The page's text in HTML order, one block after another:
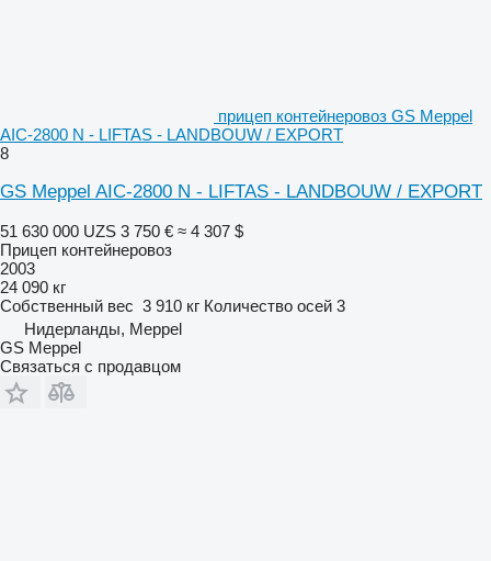
прицеп контейнеровоз GS Meppel
AIC-2800 N - LIFTAS - LANDBOUW / EXPORT
8
GS Meppel AIC-2800 N - LIFTAS - LANDBOUW / EXPORT
51 630 000 UZS 3 750 € ≈ 4 307 $
Прицеп контейнеровоз
2003
24 090 кг
Собственный вес 3 910 кг Количество осей 3
Нидерланды, Meppel
GS Meppel
Связаться с продавцом